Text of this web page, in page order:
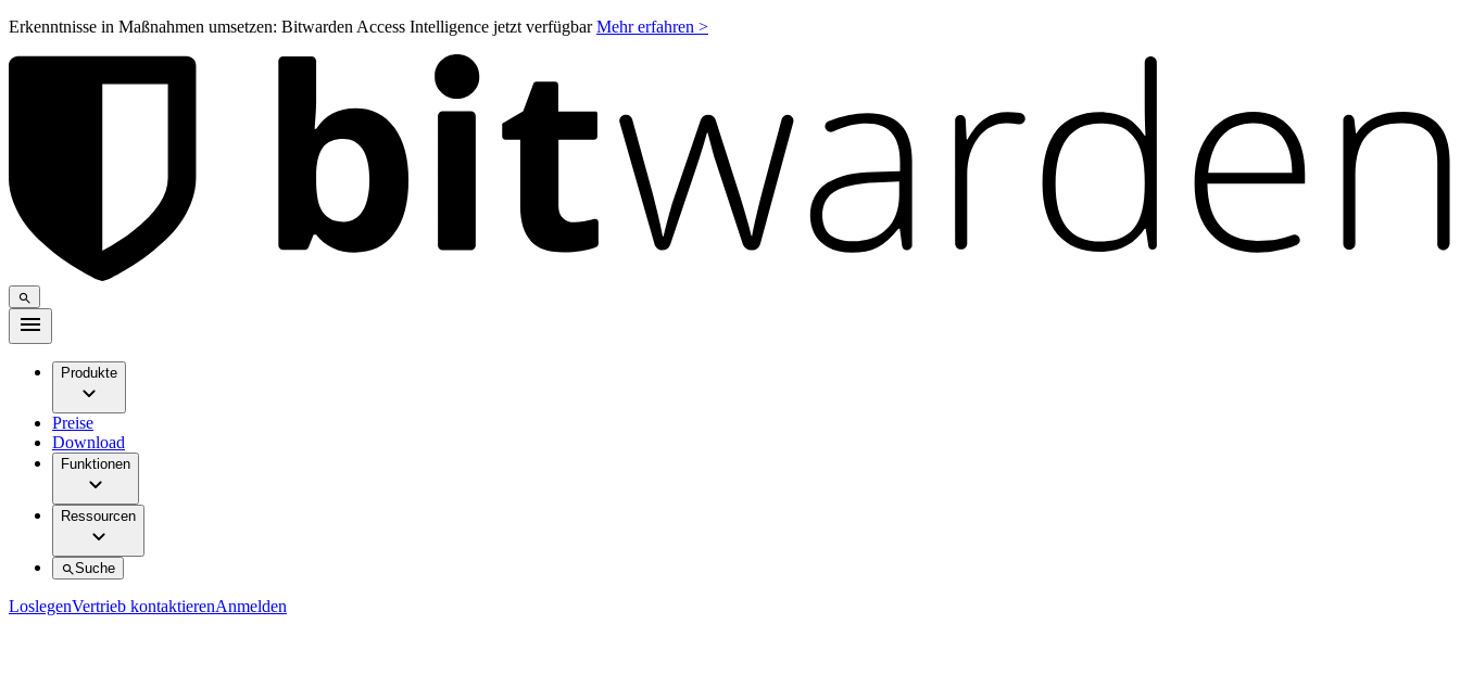
Erkenntnisse in Maßnahmen umsetzen: Bitwarden Access Intelligence jetzt verfügbarMehr erfahren >
Produkte
Preise
Download
Funktionen
Ressourcen
Suche
LoslegenVertrieb kontaktierenAnmelden